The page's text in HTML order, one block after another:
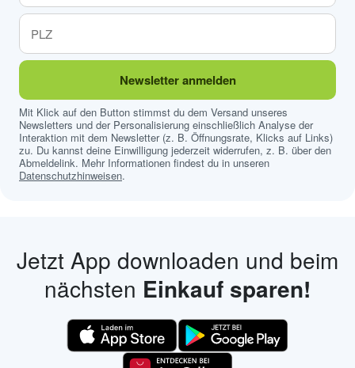
Newsletter anmelden
Mit Klick auf den Button stimmst du dem Versand unseres
Newsletters und der Personalisierung einschließlich Analyse der
Interaktion mit dem Newsletter (z. B. Öffnungsrate, Klicks auf Links)
zu. Du kannst deine Einwilligung jederzeit widerrufen, z. B. über den
Abmeldelink. Mehr Informationen findest du in unseren
Datenschutzhinweisen.
Jetzt App downloaden und beim
nächsten Einkauf sparen!